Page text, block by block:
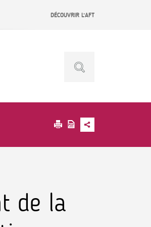
DÉCOUVRIR L’AFT
de la